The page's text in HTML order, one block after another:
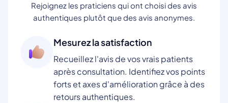
Rejoignez les praticiens qui ont choisi des avis
authentiques plutôt que des avis anonymes.
Mesurez la satisfaction
Recueillez l'avis de vos vrais patients
après consultation. Identifiez vos points
forts et axes d'amélioration grâce à des
retours authentiques.